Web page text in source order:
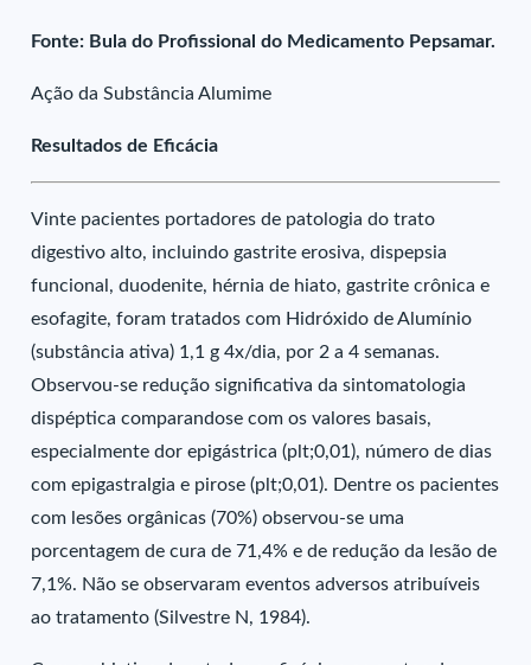
Fonte: Bula do Profissional do Medicamento Pepsamar.
Ação da Substância Alumime
Resultados de Eficácia
Vinte pacientes portadores de patologia do trato
digestivo alto, incluindo gastrite erosiva, dispepsia
funcional, duodenite, hérnia de hiato, gastrite crônica e
esofagite, foram tratados com Hidróxido de Alumínio
(substância ativa) 1,1 g 4x/dia, por 2 a 4 semanas.
Observou-se redução significativa da sintomatologia
dispéptica comparandose com os valores basais,
especialmente dor epigástrica (plt;0,01), número de dias
com epigastralgia e pirose (plt;0,01). Dentre os pacientes
com lesões orgânicas (70%) observou-se uma
porcentagem de cura de 71,4% e de redução da lesão de
7,1%. Não se observaram eventos adversos atribuíveis
ao tratamento (Silvestre N, 1984).